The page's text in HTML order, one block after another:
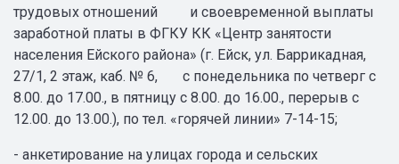
трудовых отношений и своевременной выплаты
заработной платы в ФГКУ КК «Центр занятости
населения Ейского района» (г. Ейск, ул. Баррикадная,
27/1, 2 этаж, каб. № 6, с понедельника по четверг с
8.00. до 17.00., в пятницу с 8.00. до 16.00., перерыв с
12.00. до 13.00.), по тел. «горячей линии» 7-14-15;
- анкетирование на улицах города и сельских